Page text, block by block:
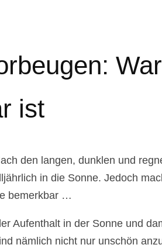
ist
den langen, dunklen und
in die Sonne. Jedoch
bemerkbar …
Aufenthalt in der Sonne und
nämlich nicht nur unschön